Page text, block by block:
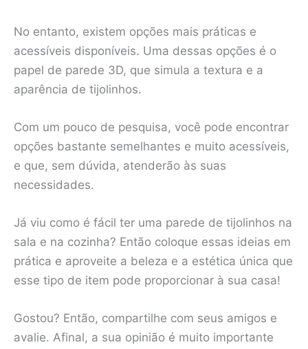
No entanto, existem opções mais práticas e
acessíveis disponíveis. Uma dessas opções é o
papel de parede 3D, que simula a textura e a
aparência de tijolinhos.
Com um pouco de pesquisa, você pode encontrar
opções bastante semelhantes e muito acessíveis,
e que, sem dúvida, atenderão às suas
necessidades.
Já viu como é fácil ter uma parede de tijolinhos na
sala e na cozinha? Então coloque essas ideias em
prática e aproveite a beleza e a estética única que
esse tipo de item pode proporcionar à sua casa!
Gostou? Então, compartilhe com seus amigos e
avalie. Afinal, a sua opinião é muito importante